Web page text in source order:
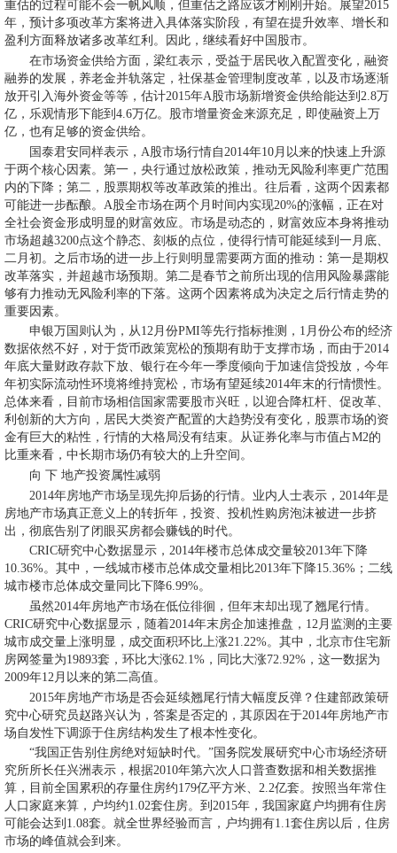
重估的过程可能不会一帆风顺，但重估之路应该才刚刚开始。展望2015
年，预计多项改革方案将进入具体落实阶段，有望在提升效率、增长和
盈利方面释放诸多改革红利。因此，继续看好中国股市。
在市场资金供给方面，梁红表示，受益于居民收入配置变化，融资
融券的发展，养老金并轨落定，社保基金管理制度改革，以及市场逐渐
放开引入海外资金等等，估计2015年A股市场新增资金供给能达到2.8万
亿，乐观情形下能到4.6万亿。股市增量资金来源充足，即使融资上万
亿，也有足够的资金供给。
国泰君安同样表示，A股市场行情自2014年10月以来的快速上升源
于两个核心因素。第一，央行通过放松政策，推动无风险利率更广范围
内的下降；第二，股票期权等改革政策的推出。往后看，这两个因素都
可能进一步酝酿。A股全市场在两个月时间内实现20%的涨幅，正在对
全社会资金形成明显的财富效应。市场是动态的，财富效应本身将推动
市场超越3200点这个静态、刻板的点位，使得行情可能延续到一月底、
二月初。之后市场的进一步上行则明显需要两方面的推动：第一是期权
改革落实，并超越市场预期。第二是春节之前所出现的信用风险暴露能
够有力推动无风险利率的下落。这两个因素将成为决定之后行情走势的
重要因素。
申银万国则认为，从12月份PMI等先行指标推测，1月份公布的经济
数据依然不好，对于货币政策宽松的预期有助于支撑市场，而由于2014
年底大量财政存款下放、银行在今年一季度倾向于加速信贷投放，今年
年初实际流动性环境将维持宽松，市场有望延续2014年末的行情惯性。
总体来看，目前市场相信国家需要股市兴旺，以迎合降杠杆、促改革、
利创新的大方向，居民大类资产配置的大趋势没有变化，股票市场的资
金有巨大的粘性，行情的大格局没有结束。从证券化率与市值占M2的
比重来看，中长期市场仍有较大的上升空间。
向 下 地产投资属性减弱
2014年房地产市场呈现先抑后扬的行情。业内人士表示，2014年是
房地产市场真正意义上的转折年，投资、投机性购房泡沫被进一步挤
出，彻底告别了闭眼买房都会赚钱的时代。
CRIC研究中心数据显示，2014年楼市总体成交量较2013年下降
10.36%。其中，一线城市楼市总体成交量相比2013年下降15.36%；二线
城市楼市总体成交量同比下降6.99%。
虽然2014年房地产市场在低位徘徊，但年末却出现了翘尾行情。
CRIC研究中心数据显示，随着2014年末房企加速推盘，12月监测的主要
城市成交量上涨明显，成交面积环比上涨21.22%。其中，北京市住宅新
房网签量为19893套，环比大涨62.1%，同比大涨72.92%，这一数据为
2009年12月以来的第二高值。
2015年房地产市场是否会延续翘尾行情大幅度反弹？住建部政策研
究中心研究员赵路兴认为，答案是否定的，其原因在于2014年房地产市
场自发性下调源于住房结构发生了根本性变化。
“我国正告别住房绝对短缺时代。”国务院发展研究中心市场经济研
究所所长任兴洲表示，根据2010年第六次人口普查数据和相关数据推
算，目前全国累积的存量住房约179亿平方米、2.2亿套。按照当年常住
人口家庭来算，户均约1.02套住房。到2015年，我国家庭户均拥有住房
可能会达到1.08套。就全世界经验而言，户均拥有1.1套住房以后，住房
市场的峰值就会到来。